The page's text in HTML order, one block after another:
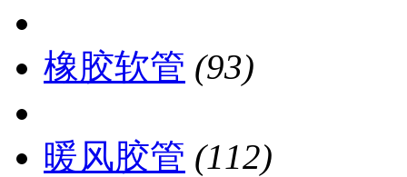
橡胶软管 (93)
暖风胶管 (112)